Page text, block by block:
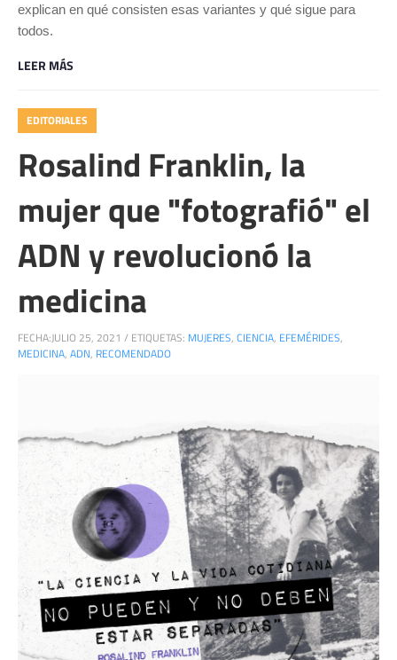
explican en qué consisten esas variantes y qué sigue para
todos.
LEER MÁS
EDITORIALES
Rosalind Franklin, la
mujer que "fotografió" el
ADN y revolucionó la
medicina
FECHA:JULIO 25, 2021 / ETIQUETAS: MUJERES, CIENCIA, EFEMÉRIDES,
MEDICINA, ADN, RECOMENDADO